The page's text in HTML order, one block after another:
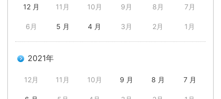
12 月 11月 10月 9月 8月 7月
6月 5 月 4 月 3月 2月 1月
2021年
12月 11月 10月 9 月 8 月 7 月